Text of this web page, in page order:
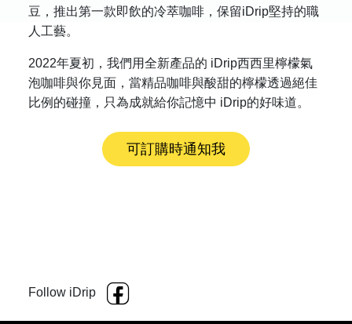
豆，推出第一款即飲的冷萃咖啡，保留iDrip堅持的職
人工藝。
2022年夏初，我們用全新產品的 iDrip西西里檸檬氣
泡咖啡與你見面，當精品咖啡與酸甜的檸檬透過絕佳
比例的碰撞，只為成就給你記憶中 iDrip的好味道。
可訂購時通知我
Follow iDrip